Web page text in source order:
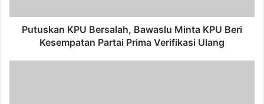
Partai
Prima
Verifikasi
Putuskan KPU Bersalah, Bawaslu Minta KPU Beri
Kesempatan Partai Prima Verifikasi Ulang